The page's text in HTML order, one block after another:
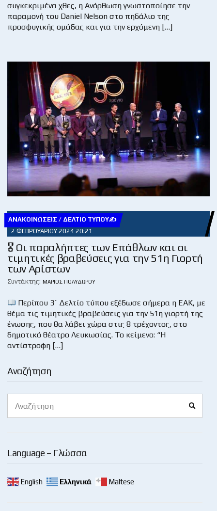
Αναζήτηση
for:
Language – Γλώσσα
English Ελληνικά Maltese
συγκεκριμένα χθες, η Ανόρθωση γνωστοποίησε την
παραμονή του Daniel Nelson στο πηδάλιο της
προσφυγικής ομάδας και για την ερχόμενη […]
ΑΝΑΚΟΙΝΏΣΕΙΣ / ΔΕΛΤΊΟ ΤΎΠΟΥ✍
2 ΦΕΒΡΟΥΑΡΊΟΥ 2024 20:21
🎖 Οι παραλήπτες των Επάθλων και οι
τιμητικές βραβεύσεις για την 51η Γιορτή
των Αρίστων
Συντάκτης: ΜΆΡΙΟΣ ΠΟΛΥΔΏΡΟΥ
Περίπου 3` Δελτίο τύπου εξέδωσε σήμερα η ΕΑΚ, με
θέμα τις τιμητικές βραβεύσεις για την 51η γιορτή της
ένωσης, που θα λάβει χώρα στις 8 τρέχοντος, στο
δημοτικό θέατρο Λευκωσίας. Το κείμενο: “Η
αντίστροφη […]